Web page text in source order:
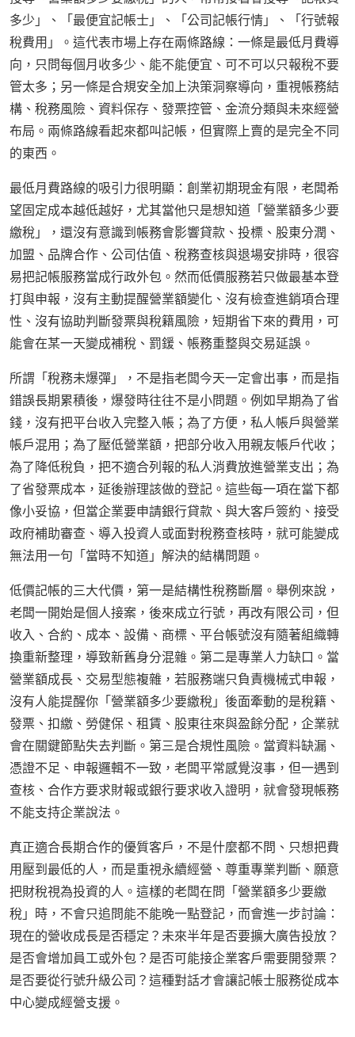
多少」、「最便宜記帳士」、「公司記帳行情」、「行號報
稅費用」。這代表市場上存在兩條路線：一條是最低月費導
向，只問每個月收多少、能不能便宜、可不可以只報稅不要
管太多；另一條是合規安全加上決策洞察導向，重視帳務結
構、稅務風險、資料保存、發票控管、金流分類與未來經營
布局。兩條路線看起來都叫記帳，但實際上賣的是完全不同
的東西。
最低月費路線的吸引力很明顯：創業初期現金有限，老闆希
望固定成本越低越好，尤其當他只是想知道「營業額多少要
繳稅」，還沒有意識到帳務會影響貸款、投標、股東分潤、
加盟、品牌合作、公司估值、稅務查核與退場安排時，很容
易把記帳服務當成行政外包。然而低價服務若只做最基本登
打與申報，沒有主動提醒營業額變化、沒有檢查進銷項合理
性、沒有協助判斷發票與稅籍風險，短期省下來的費用，可
能會在某一天變成補稅、罰鍰、帳務重整與交易延誤。
所謂「稅務未爆彈」，不是指老闆今天一定會出事，而是指
錯誤長期累積後，爆發時往往不是小問題。例如早期為了省
錢，沒有把平台收入完整入帳；為了方便，私人帳戶與營業
帳戶混用；為了壓低營業額，把部分收入用親友帳戶代收；
為了降低稅負，把不適合列報的私人消費放進營業支出；為
了省發票成本，延後辦理該做的登記。這些每一項在當下都
像小妥協，但當企業要申請銀行貸款、與大客戶簽約、接受
政府補助審查、導入投資人或面對稅務查核時，就可能變成
無法用一句「當時不知道」解決的結構問題。
低價記帳的三大代價，第一是結構性稅務斷層。舉例來說，
老闆一開始是個人接案，後來成立行號，再改有限公司，但
收入、合約、成本、設備、商標、平台帳號沒有隨著組織轉
換重新整理，導致新舊身分混雜。第二是專業人力缺口。當
營業額成長、交易型態複雜，若服務端只負責機械式申報，
沒有人能提醒你「營業額多少要繳稅」後面牽動的是稅籍、
發票、扣繳、勞健保、租賃、股東往來與盈餘分配，企業就
會在關鍵節點失去判斷。第三是合規性風險。當資料缺漏、
憑證不足、申報邏輯不一致，老闆平常感覺沒事，但一遇到
查核、合作方要求財報或銀行要求收入證明，就會發現帳務
不能支持企業說法。
真正適合長期合作的優質客戶，不是什麼都不問、只想把費
用壓到最低的人，而是重視永續經營、尊重專業判斷、願意
把財稅視為投資的人。這樣的老闆在問「營業額多少要繳
稅」時，不會只追問能不能晚一點登記，而會進一步討論：
現在的營收成長是否穩定？未來半年是否要擴大廣告投放？
是否會增加員工或外包？是否可能接企業客戶需要開發票？
是否要從行號升級公司？這種對話才會讓記帳士服務從成本
中心變成經營支援。